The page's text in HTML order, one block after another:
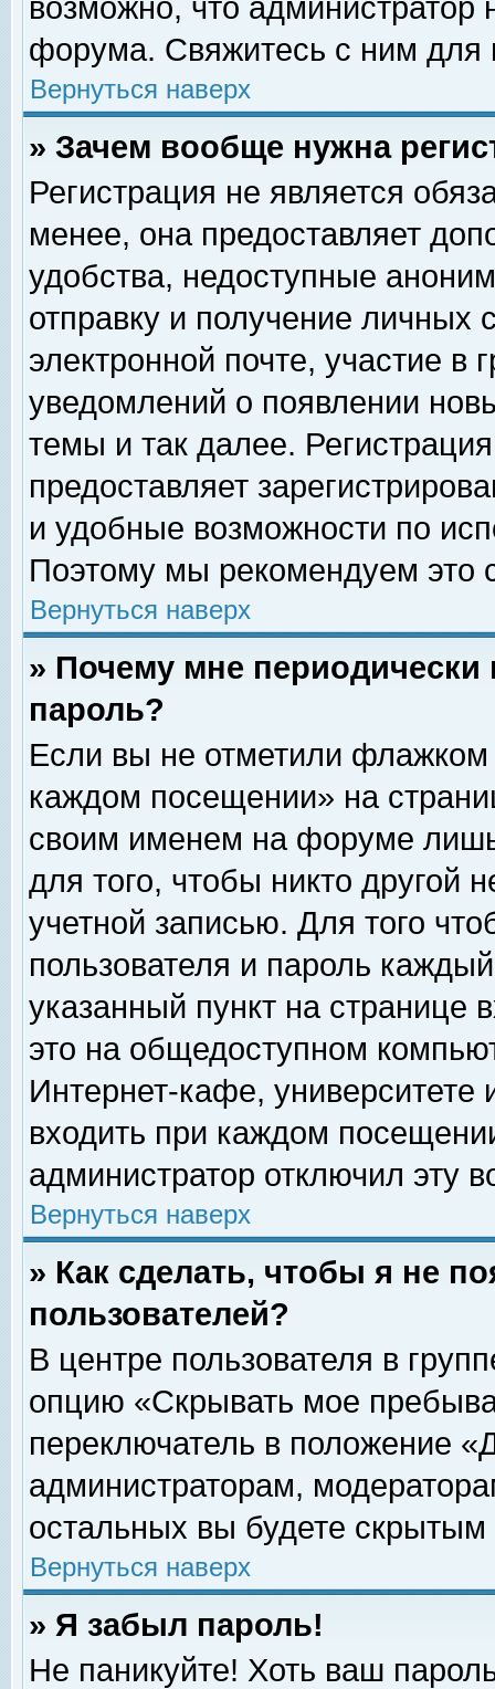
возможно, что
форума. Свяжитесь с ним для
Вернуться наверх
» Зачем вообще нужна
Регистрация не является
менее, она предоставляет
удобства, недоступные
отправку и получение личных
электронной почте, участие в
уведомлений о появлении
темы и так далее.
предоставляет
и удобные возможности по
Поэтому мы рекомендуем это
Вернуться наверх
» Почему мне
пароль?
Если вы не отметили флажком
каждом посещении» на
своим именем на форуме
для того, чтобы никто другой
учетной записью. Для того
пользователя и пароль
указанный пункт на
это на общедоступном
Интернет-кафе, университете
входить при каждом
администратор отключил эту
Вернуться наверх
» Как сделать, чтобы я не
пользователей?
В центре пользователя в
опцию «Скрывать мое
переключатель в положение
администраторам,
остальных вы будете скрытым
Вернуться наверх
» Я забыл пароль!
Не паникуйте! Хоть ваш